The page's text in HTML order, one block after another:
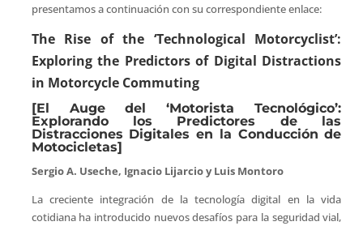
presentamos a continuación con su correspondiente enlace:
The Rise of the ‘Technological Motorcyclist’:
Exploring the Predictors of Digital Distractions
in Motorcycle Commuting
[El Auge del ‘Motorista Tecnológico’:
Explorando los Predictores de las
Distracciones Digitales en la Conducción de
Motocicletas]
Sergio A. Useche, Ignacio Lijarcio y Luis Montoro
La creciente integración de la tecnología digital en la vida
cotidiana ha introducido nuevos desafíos para la seguridad vial,